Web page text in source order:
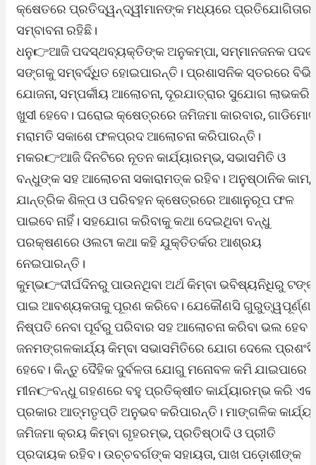
କ୍ଷେତରେ ପ୍ରତିଦ୍ୱନ୍ଦ୍ୱୀମାନଙ୍କ ମଧ୍ୟରେ ପ୍ରତିଯୋଗିତାର
ସମ୍ବାବନା ରହିଛି।
ଧନୁ👉ଆଜି ପଦସ୍ଥବ୍ୟକ୍ତିଙ୍କ ଅନୁକମ୍ପା, ସମ୍ମାନଜନକ
ସଙ୍ଗକୁ ସମ୍ବର୍ଦ୍ଧିତ ହୋଇପାରନ୍ତି। ପ୍ରଶାସନିକ ସ୍ତରରେ
ଯୋଜନା, ସମ୍ପର୍କୀୟ ଆଲୋଚନା, ଦୂରଯାତ୍ରାର ସୁଯୋଗ ଲାଭକରି
ଖୁସୀ ହେବେ। ଘରୋଇ କ୍ଷେତ୍ରରେ ଜମିଜମା କାରବାର,
ମରାମତି ସକାଶେ ଫଳପ୍ରଦ ଆଲୋଚନା କରିପାରନ୍ତି।
ମକର👉ଆଜି ଦିନଟିରେ ନୂତନ କାର୍ଯ୍ୟାରମ୍ଭ, ସଭାସମିତି ଓ
ବନ୍ଧୁଙ୍କ ସହ ଆଲୋଚନା ସକାରାମତ୍କ ରହିବ। ଅନୁଷ୍ଠାନିକ କାମ,
ଯାନ୍ତ୍ରିକ ଶିଳ୍ପ ଓ ପରିବହନ କ୍ଷେତ୍ରରେ ଆଶାନୁରୂପ ଫଳ
ପାଇବେ ନାହିଁ। ସହଯୋଗ କରିବାକୁ କଥା ଦେଇଥିବା ବନ୍ଧୁ
ପରକ୍ଷଣରେ ଓଲଟା କଥା କହି ଯୁକ୍ତିତର୍କର ଆଶ୍ରୟ
ନେଇପାରନ୍ତି।
କୁମ୍ଭ👉ଦୀର୍ଘଦିନରୁ ପାଉନଥିବା ଅର୍ଥ କିମ୍ବା ଭବିଷ୍ୟନିଧିରୁ
ପାଇ ଆବଶ୍ୟକତାକୁ ପୂରଣ କରିବେ। ଯେକୌଣସି ଗୁରୁତ୍ୱପୂର୍ଣ୍ଣ
ନିଷ୍ପତି ନେବା ପୂର୍ବରୁ ପରିବାର ସହ ଆଲୋଚନା କରିବା ଭଲ ହେବ।
ଜନମଙ୍ଗଳକାର୍ଯ୍ୟ କିମ୍ବା ସଭାସମିତିରେ ଯୋଗ ଦେଲେ
ହେବେ। କିନ୍ତୁ ଦୈହିକ ଦୁର୍ବଳତା ଯୋଗୁ ମନୋବଳ କମି ଯାଇପାରେ।
ମୀନ👉ବନ୍ଧୁ ଗହଣରେ ବହୁ ପ୍ରତିକ୍ଷୀତ କାର୍ଯ୍ୟାରମ୍ଭ କରି ଏକ
ପ୍ରକାର ଆତ୍ମତୃପ୍ତି ଅନୁଭବ କରିପାରନ୍ତି। ମାଙ୍ଗଳିକ କାର୍ଯ୍ୟ,
ଜମିଜମା କ୍ରୟ କିମ୍ବା ଗୃହରମ୍ଭ, ପ୍ରତିଷ୍ଠାଦି ଓ ପ୍ରୀତି
ପ୍ରଦାୟକ ରହିବ। ଉଚ୍ଚବର୍ଗଙ୍କ ସହାୟତା, ପାଖ ପଡ଼ୋଶୀଙ୍କ